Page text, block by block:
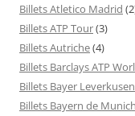
Billets Atletico Madrid
Billets ATP Tour(3)
Billets Autriche(4)
Billets Barclays ATP
Billets Bayer Leverkusen
Billets Bayern de Munich